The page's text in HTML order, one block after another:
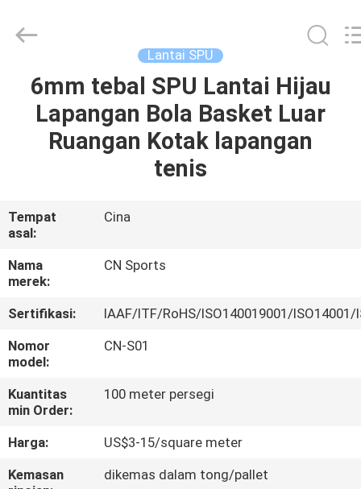
RUMAH
PRODUK
KAMI
TUR
PABRIK
KONTROL
KUALITAS
KAMI
Materials
Reserved.
Lantai SPU
6mm tebal SPU Lantai Hijau
Lapangan Bola Basket Luar
Ruangan Kotak lapangan
tenis
Tempat
asal:
Cina
Nama
merek:
CN Sports
Sertifikasi:
IAAF/ITF/RoHS/ISO140019001/ISO14001/
Nomor
model:
CN-S01
Kuantitas
min Order:
100 meter persegi
Harga:
US$3-15/square meter
Kemasan
dikemas dalam tong/pallet